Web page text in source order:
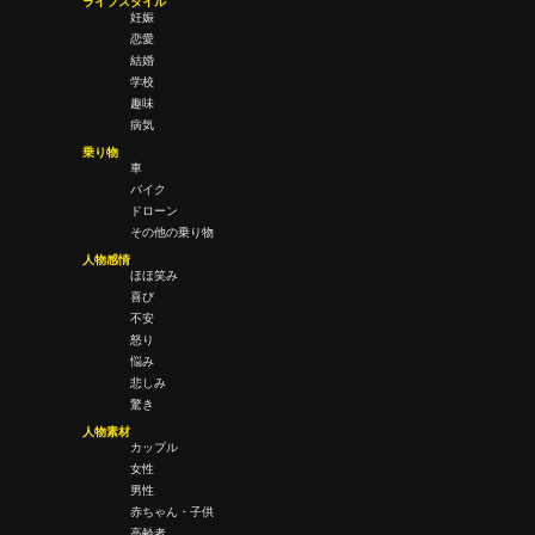
妊娠
恋愛
結婚
学校
趣味
病気
乗り物
車
バイク
ドローン
その他の乗り物
人物感情
ほほ笑み
喜び
不安
怒り
悩み
悲しみ
驚き
人物素材
カップル
女性
男性
赤ちゃん・子供